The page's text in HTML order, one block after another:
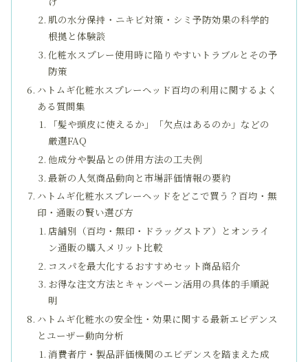
肌の水分保持・ニキビ対策・シミ予防効果の科学的
根拠と体験談
化粧水スプレー使用時に陥りやすいトラブルとその予
防策
ハトムギ化粧水スプレーヘッド百均の利用に関するよく
ある質問集
「髪や頭皮に使えるか」「欠点はあるのか」などの
厳選FAQ
他成分や製品との併用方法の工夫例
最新の人気商品動向と市場評価情報の要約
ハトムギ化粧水スプレーヘッドをどこで買う？百均・無
印・通販の賢い選び方
店舗別（百均・無印・ドラッグストア）とオンライ
ン通販の購入メリット比較
コスパを最大化するおすすめセット商品紹介
お得な注文方法とキャンペーン活用の具体的手順説
明
ハトムギ化粧水の安全性・効果に関する最新エビデンス
とユーザー動向分析
消費者庁・製品評価機関のエビデンスを踏まえた成